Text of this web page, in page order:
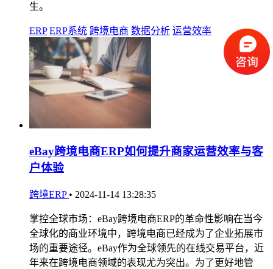
生。
ERP ERP系统 跨境电商 数据分析 运营效率
eBay跨境电商ERP如何提升商家运营效率与客
户体验
跨境ERP • 2024-11-14 13:28:35
掌控全球市场：eBay跨境电商ERP的革命性影响在当今
全球化的商业环境中，跨境电商已经成为了企业拓展市
场的重要途径。eBay作为全球领先的在线交易平台，近
年来在跨境电商领域的表现尤为突出。为了更好地管